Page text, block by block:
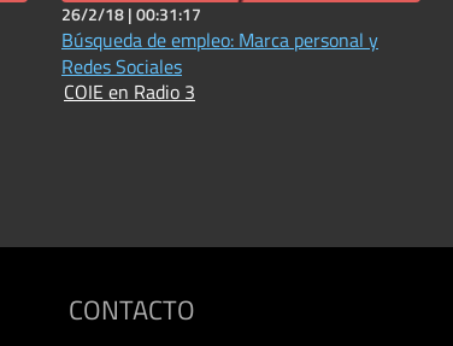
26/2/18 |00:31:17
Búsqueda de empleo: Marca personal y
Redes Sociales
COIE en Radio 3
CONTACTO